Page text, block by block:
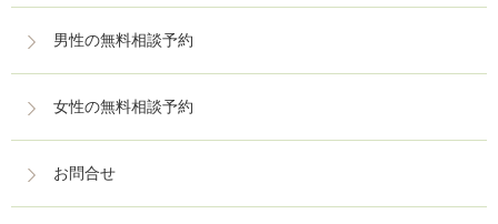
男性の無料相談予約
女性の無料相談予約
お問合せ